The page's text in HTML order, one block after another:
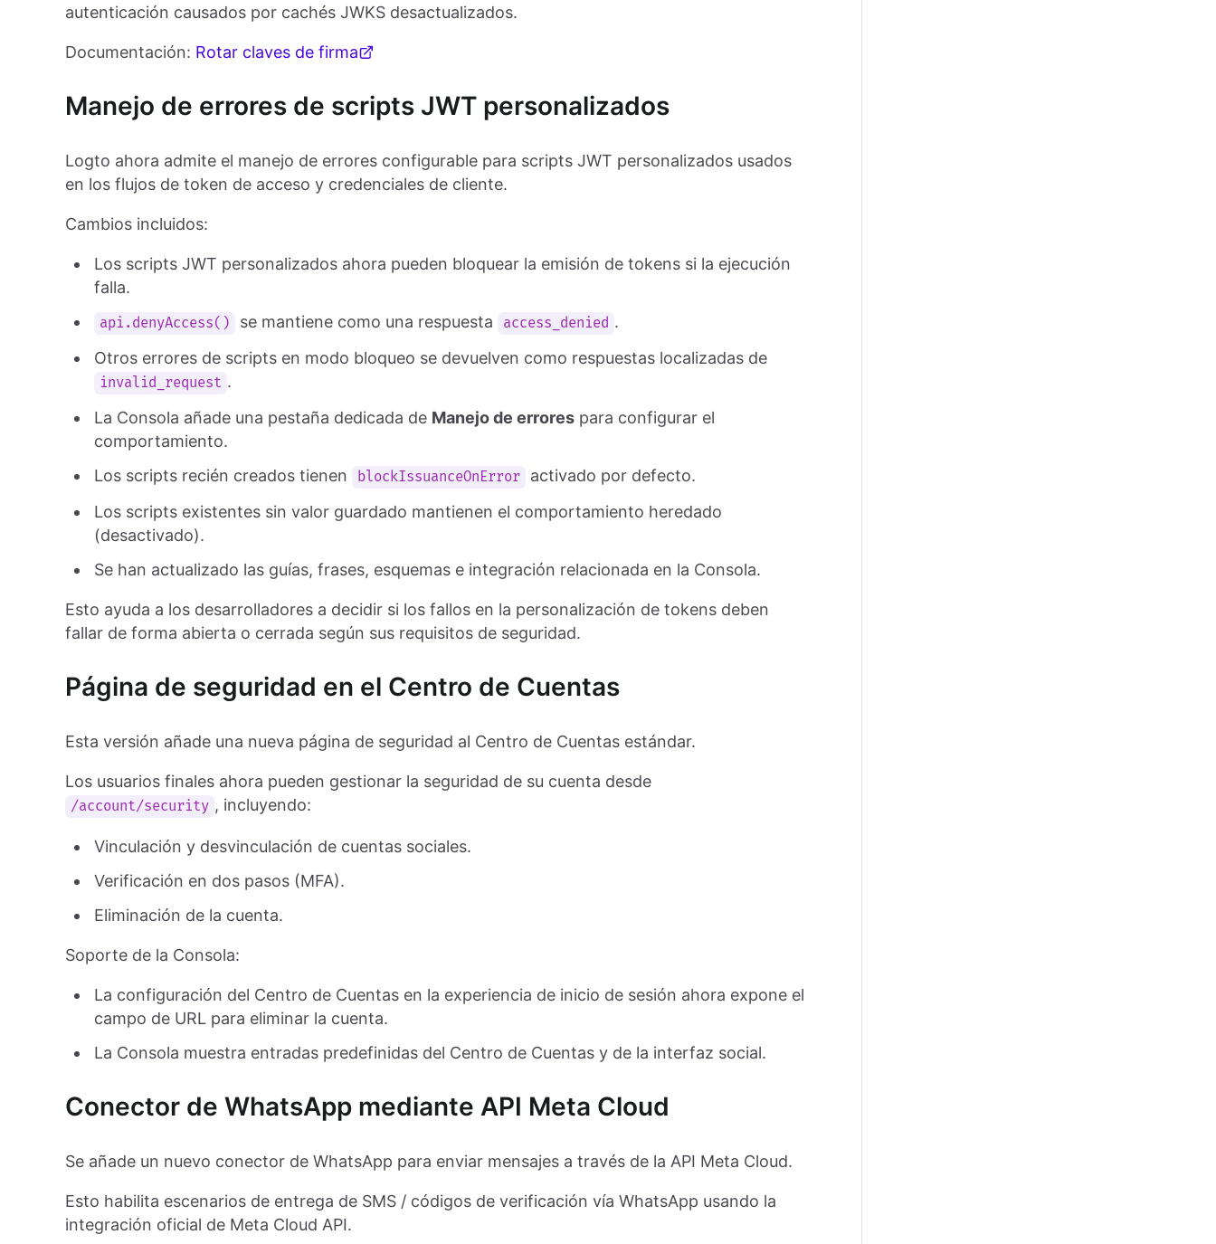
autenticación causados por cachés JWKS desactualizados.
Documentación: Rotar claves de firma
Manejo de errores de scripts JWT personalizados
Logto ahora admite el manejo de errores configurable para scripts JWT personalizados usados
en los flujos de token de acceso y credenciales de cliente.
Cambios incluidos:
Los scripts JWT personalizados ahora pueden bloquear la emisión de tokens si la ejecución
falla.
api.denyAccess() se mantiene como una respuesta access_denied .
Otros errores de scripts en modo bloqueo se devuelven como respuestas localizadas de
invalid_request .
La Consola añade una pestaña dedicada de Manejo de errores para configurar el
comportamiento.
Los scripts recién creados tienen
blockIssuanceOnError
activado por defecto.
Los scripts existentes sin valor guardado mantienen el comportamiento heredado
(desactivado).
Se han actualizado las guías, frases, esquemas e integración relacionada en la Consola.
Esto ayuda a los desarrolladores a decidir si los fallos en la personalización de tokens deben
fallar de forma abierta o cerrada según sus requisitos de seguridad.
Página de seguridad en el Centro de Cuentas
Esta versión añade una nueva página de seguridad al Centro de Cuentas estándar.
Los usuarios finales ahora pueden gestionar la seguridad de su cuenta desde
/account/security , incluyendo:
Vinculación y desvinculación de cuentas sociales.
Verificación en dos pasos (MFA).
Eliminación de la cuenta.
Soporte de la Consola:
La configuración del Centro de Cuentas en la experiencia de inicio de sesión ahora expone el
campo de URL para eliminar la cuenta.
La Consola muestra entradas predefinidas del Centro de Cuentas y de la interfaz social.
Conector de WhatsApp mediante API Meta Cloud
Se añade un nuevo conector de WhatsApp para enviar mensajes a través de la API Meta Cloud.
Esto habilita escenarios de entrega de SMS / códigos de verificación vía WhatsApp usando la
integración oficial de Meta Cloud API.